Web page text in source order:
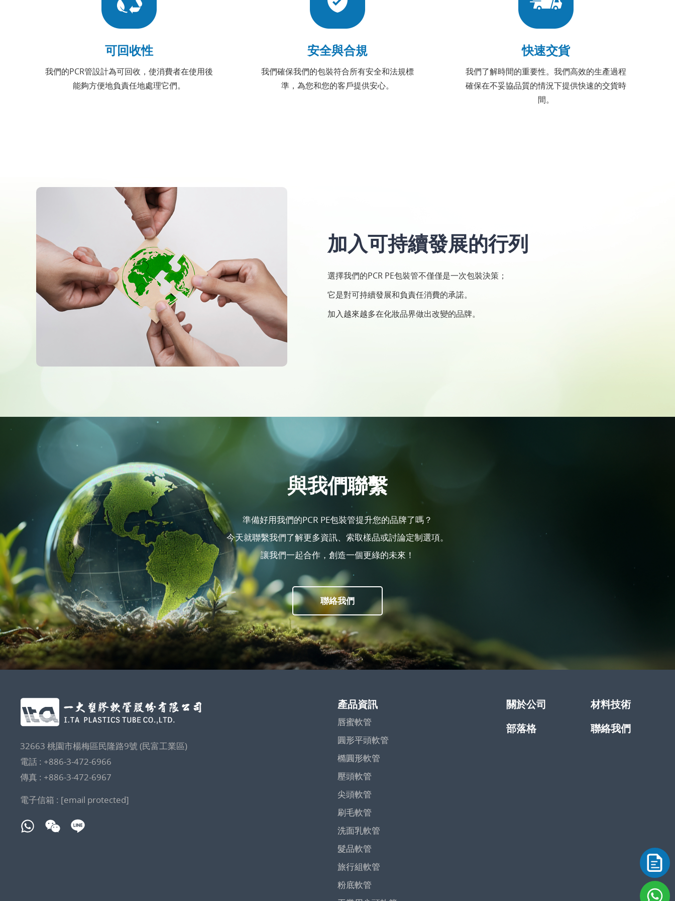
可回收性
我們的PCR管設計為可回收，使消費者在使用後
能夠方便地負責任地處理它們。
安全與合規
我們確保我們的包裝符合所有安全和法規標
準，為您和您的客戶提供安心。
快速交貨
我們了解時間的重要性。我們高效的生產過程
確保在不妥協品質的情況下提供快速的交貨時
間。
加入可持續發展的行列
選擇我們的PCR PE包裝管不僅僅是一次包裝決策；
它是對可持續發展和負責任消費的承諾。
加入越來越多在化妝品界做出改變的品牌。
與我們聯繫
準備好用我們的PCR PE包裝管提升您的品牌了嗎？
今天就聯繫我們了解更多資訊、索取樣品或討論定制選項。
讓我們一起合作，創造一個更綠的未來！
聯絡我們
產品資訊
唇蜜軟管
圓形平頭軟管
橢圓形軟管
壓頭軟管
尖頭軟管
刷毛軟管
洗面乳軟管
髮品軟管
旅行組軟管
粉底軟管
關於公司
材料技術
部落格
聯絡我們
32663 桃園市楊梅區民隆路9號 (民富工業區)
電話 : +886-3-472-6966
傳真 : +886-3-472-6967
電子信箱 : [email protected]